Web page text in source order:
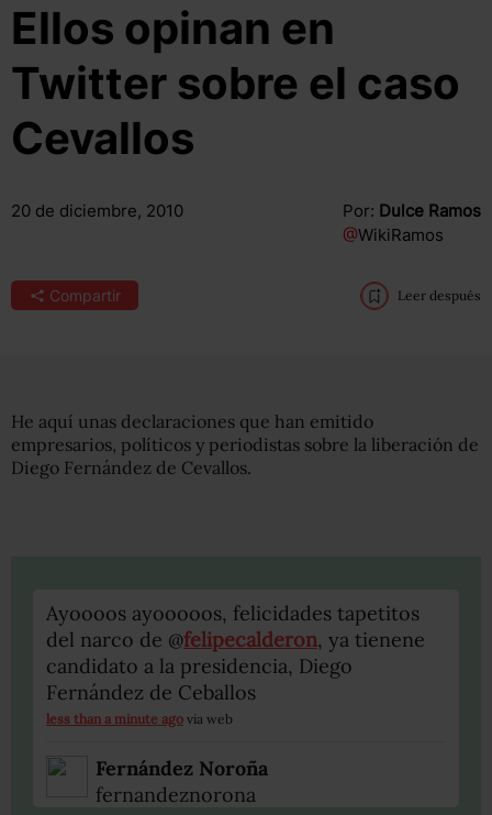
Ellos opinan en
Twitter sobre el caso
Cevallos
20 de diciembre, 2010 Por: Dulce Ramos
@WikiRamos
Compartir Leer después
He aquí unas declaraciones que han emitido
empresarios, políticos y periodistas sobre la liberación de
Diego Fernández de Cevallos.
Ayoooos ayooooos, felicidades tapetitos
del narco de @felipecalderon, ya tienene
candidato a la presidencia, Diego
Fernández de Ceballos
less than a minute ago via web
Fernández Noroña
fernandeznorona